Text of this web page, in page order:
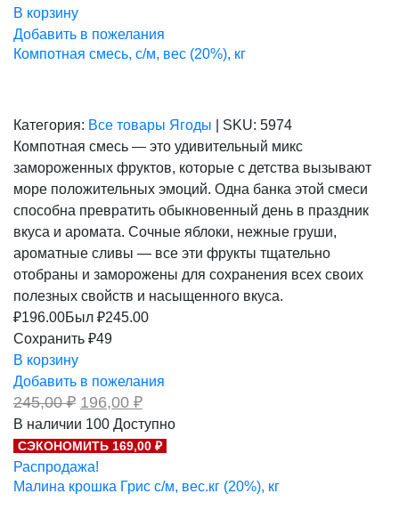
В корзину
Добавить в пожелания
Компотная смесь, с/м, вес (20%), кг
Категория: Все товары Ягоды SKU: 5974
Компотная смесь — это удивительный микс
замороженных фруктов, которые с детства вызывают
море положительных эмоций. Одна банка этой смеси
способна превратить обыкновенный день в праздник
вкуса и аромата. Сочные яблоки, нежные груши,
ароматные сливы — все эти фрукты тщательно
отобраны и заморожены для сохранения всех своих
полезных свойств и насыщенного вкуса.
₽196.00Был ₽245.00
Сохранить ₽49
В корзину
Добавить в пожелания
245,00₽ Первоначальная
цена
составляла
245,00 ₽.
196,00 ₽Текущая
196,00 ₽.
В наличии 100 Доступно
СЭКОНОМИТЬ 169,00 ₽
Распродажа!
Малина крошка Грис с/м, вес.кг (20%), кг